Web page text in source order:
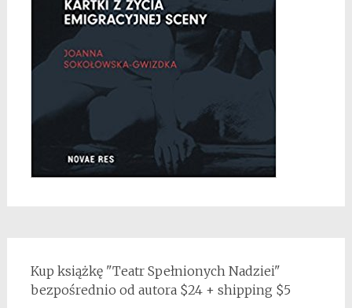
Kup książkę "Teatr Spełnionych Nadziei"
bezpośrednio od autora $24 + shipping $5